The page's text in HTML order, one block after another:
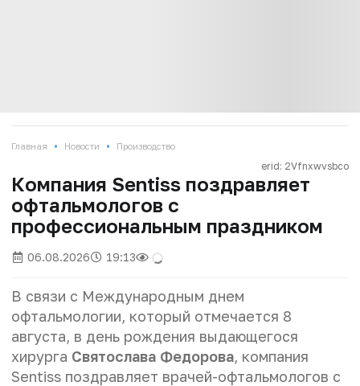
Главная • Новости • Производство
erid: 2Vfnxwvsbco
Компания Sentiss поздравляет
офтальмологов с
профессиональным праздником
06.08.2026 19:13
В связи с Международным днем
офтальмологии, который отмечается 8
августа, в день рождения выдающегося
хирурга Святослава Федорова, компания
Sentiss поздравляет врачей-офтальмологов с